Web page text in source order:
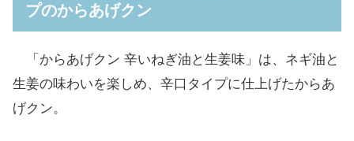
プのからあげクン
「からあげクン 辛いねぎ油と生姜味」は、ネギ油と
生姜の味わいを楽しめ、辛口タイプに仕上げたからあ
げクン。